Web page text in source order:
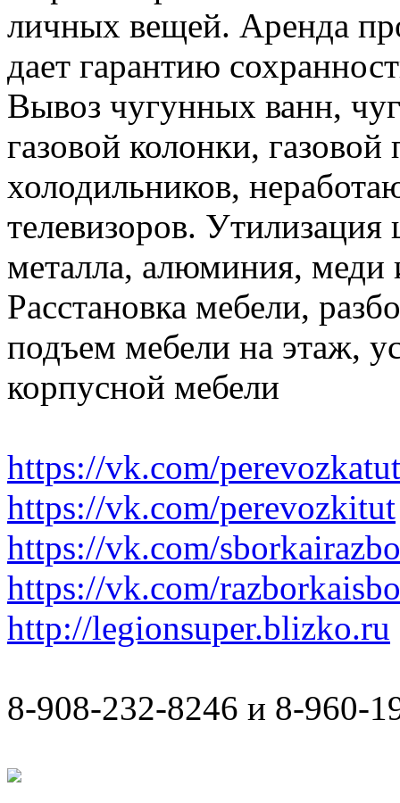
личных вещей. Аренда
дает гарантию
Вывоз чугунных ванн,
газовой колонки,
холодильников,
телевизоров. Утилизация
металла, алюминия, меди
Расстановка мебели,
подъем мебели на этаж,
корпусной мебели
https://vk.com/perevozkatut
https://vk.com/perevozkitut
https://vk.com/
https://vk.com/
http://legionsuper.blizko.ru
8-908-232-8246 и 8-960-